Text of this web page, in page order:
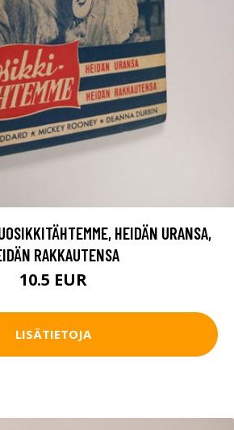
HEIDÄN URANSA,
RAKKAUTENSA
10.5 EUR
LISÄTIETOJA